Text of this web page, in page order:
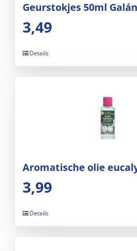
Geurstokjes 50ml
3,49
Details
Aromatische olie
3,99
Details